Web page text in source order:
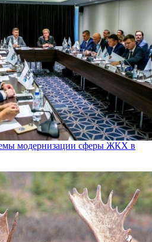
модернизации сферы ЖКХ в